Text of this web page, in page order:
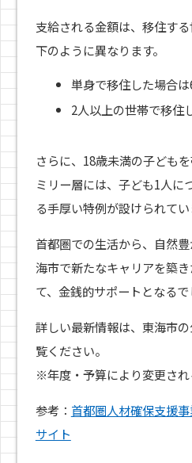
支給される金額は、移住す
下のように異なります。
単身で移住した場合
2人以上の世帯で移住
さらに、18歳未満の子ども
ミリー層には、子ども1人に
る手厚い特例が設けられてい
首都圏での生活から、自然
海市で新たなキャリアを築
て、金銭的サポートとなるで
詳しい最新情報は、東海市
覧ください。
※年度・予算により変更され
参考： 首都圏人材確保支援
サイト